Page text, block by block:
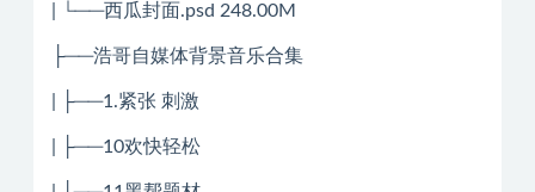
| └──西瓜封面.psd 248.00M
├──浩哥自媒体背景音乐合集
| ├──1.紧张 刺激
| ├──10欢快轻松